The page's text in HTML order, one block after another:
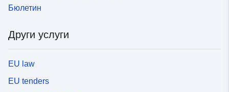
Бюлетин
Други услуги
EU law
EU tenders